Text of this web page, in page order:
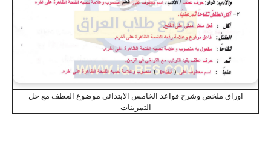
اوراق ملخص وشرح قواعد الخامس الابتدائي موضوع العطف مع حل
التمرينات